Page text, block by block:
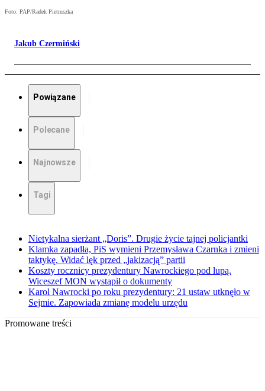
Foto: PAP/Radek Pietruszka
Jakub Czermiński
Powiązane
Polecane
Najnowsze
Tagi
Nietykalna sierżant „Doris”. Drugie życie tajnej policjantki
Klamka zapadła, PiS wymieni Przemysława Czarnka i zmieni
taktykę. Widać lęk przed „jakizacją” partii
Koszty rocznicy prezydentury Nawrockiego pod lupą.
Wiceszef MON wystąpił o dokumenty
Karol Nawrocki po roku prezydentury: 21 ustaw utknęło w
Sejmie. Zapowiada zmianę modelu urzędu
Promowane treści